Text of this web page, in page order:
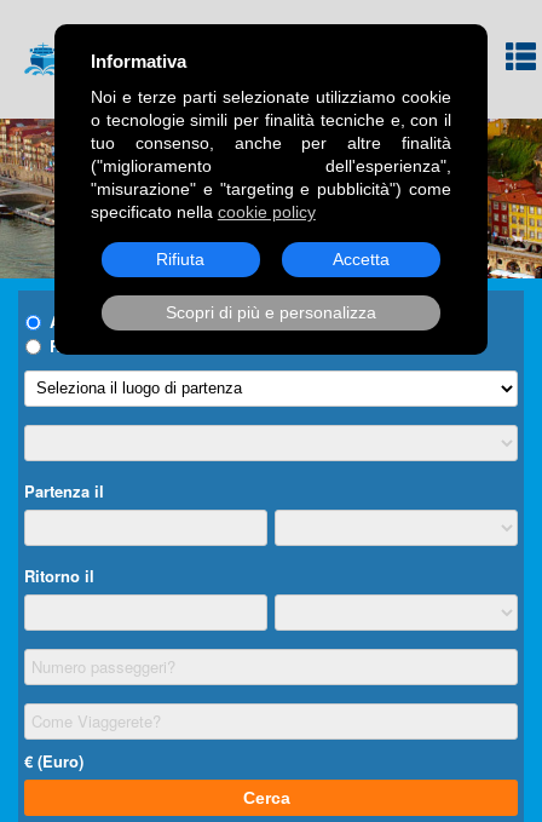
Informativa
Noi e terze parti selezionate utilizziamo cookie
o tecnologie simili per finalità tecniche e, con il
tuo consenso, anche per altre finalità
("miglioramento dell'esperienza",
"misurazione" e "targeting e pubblicità") come
specificato nella cookie policy
Rifiuta Accetta
Scopri di più e personalizza